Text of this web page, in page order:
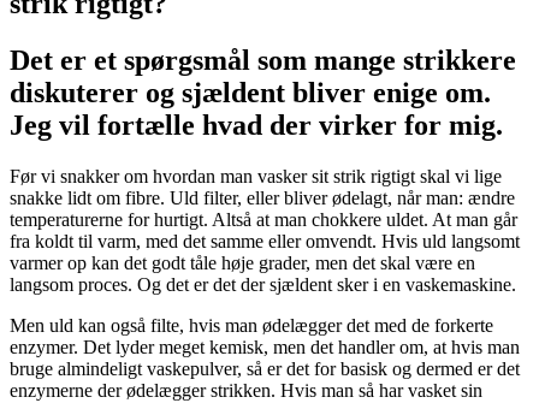
Det er et spørgsmål som mange strikkere
diskuterer og sjældent bliver enige om.
Jeg vil fortælle hvad der virker for mig.
Før vi snakker om hvordan man vasker sit strik rigtigt skal vi lige
snakke lidt om fibre. Uld filter, eller bliver ødelagt, når man: ændre
temperaturerne for hurtigt. Altså at man chokkere uldet. At man går
fra koldt til varm, med det samme eller omvendt. Hvis uld langsomt
varmer op kan det godt tåle høje grader, men det skal være en
langsom proces. Og det er det der sjældent sker i en vaskemaskine.
Men uld kan også filte, hvis man ødelægger det med de forkerte
enzymer. Det lyder meget kemisk, men det handler om, at hvis man
bruge almindeligt vaskepulver, så er det for basisk og dermed er det
enzymerne der ødelægger strikken. Hvis man så har vasket sin